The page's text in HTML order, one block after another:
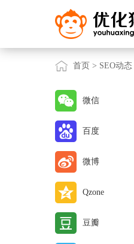
首页 > SEO动态
微信
百度
微博
Qzone
豆瓣